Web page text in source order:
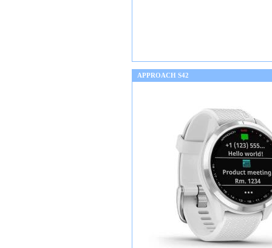
APPROACH S42